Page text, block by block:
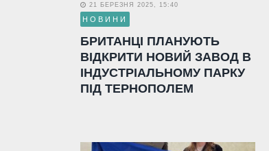
21 БЕРЕЗНЯ 2025, 15:40
НОВИНИ
БРИТАНЦІ ПЛАНУЮТЬ
ВІДКРИТИ НОВИЙ ЗАВОД В
ІНДУСТРІАЛЬНОМУ ПАРКУ
ПІД ТЕРНОПОЛЕМ